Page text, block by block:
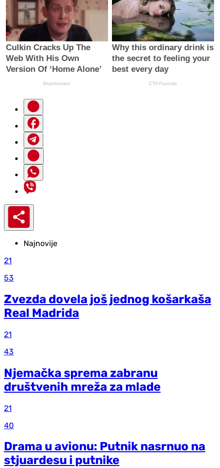
Najnovije
21
53
Zvezda dovela još jednog košarkaša
Real Madrida
21
43
Njemačka sprema zabranu
društvenih mreža za mlade
21
40
Drama u avionu: Putnik nasrnuo na
stjuardesu i putnike